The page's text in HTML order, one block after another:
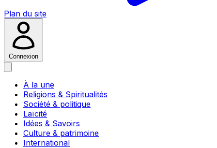
Plan du site
Connexion
À la une
Religions & Spiritualités
Société & politique
Laïcité
Idées & Savoirs
Culture & patrimoine
International